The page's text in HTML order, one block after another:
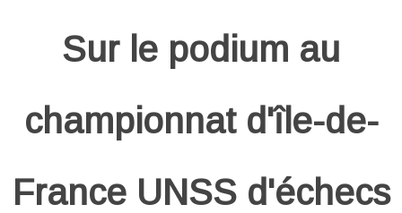
Sur le podium au
championnat d'île-de-
France UNSS d'échecs